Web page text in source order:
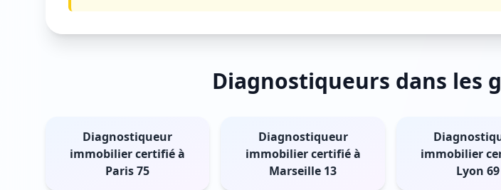
Diagnostiqueurs dans les
Diagnostiqueur
immobilier certifié à
Paris 75
Diagnostiqueur
immobilier certifié à
Marseille 13
immobilier
Lyon 69